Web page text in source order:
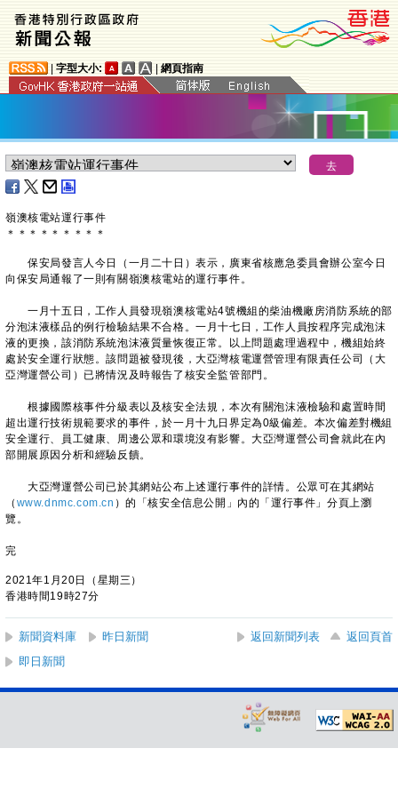
字型大小: 網頁指南
嶺澳核電站運行事件
＊ ＊ ＊ ＊ ＊ ＊ ＊ ＊ ＊
保安局發言人今日（一月二十日）表示，廣東省核應急委員會辦公室今日
向保安局通報了一則有關嶺澳核電站的運行事件。
一月十五日，工作人員發現嶺澳核電站4號機組的柴油機廠房消防系統的部
分泡沫液樣品的例行檢驗結果不合格。一月十七日，工作人員按程序完成泡沫
液的更換，該消防系統泡沫液質量恢復正常。以上問題處理過程中，機組始終
處於安全運行狀態。該問題被發現後，大亞灣核電運營管理有限責任公司（大
亞灣運營公司）已將情況及時報告了核安全監管部門。
根據國際核事件分級表以及核安全法規，本次有關泡沫液檢驗和處置時間
超出運行技術規範要求的事件，於一月十九日界定為0級偏差。本次偏差對機組
安全運行、員工健康、周邊公眾和環境沒有影響。大亞灣運營公司會就此在內
部開展原因分析和經驗反饋。
大亞灣運營公司已於其網站公布上述運行事件的詳情。公眾可在其網站
（ www.dnmc.com.cn ）的「核安全信息公開」內的「運行事件」分頁上瀏
覽。
完
2021年1月20日（星期三）
香港時間19時27分
新聞資料庫 昨日新聞 返回新聞列表
返回頁首
即日新聞